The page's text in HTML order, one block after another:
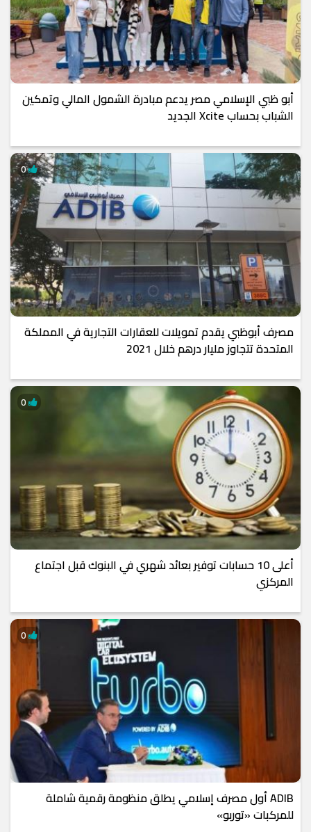
أبو ظبي الإسلامي مصر يدعم مبادرة الشمول المالي وتمكين
الشباب بحساب Xcite الجديد
مصرف أبوظبي يقدم تمويلات للعقارات التجارية في المملكة
المتحدة تتجاوز مليار درهم خلال 2021
0
أعلى 10 حسابات توفير بعائد شهري في البنوك قبل اجتماع
المركزي
ADIB أول مصرف إسلامي يطلق منظومة رقمية شاملة
للمركبات «توربو»